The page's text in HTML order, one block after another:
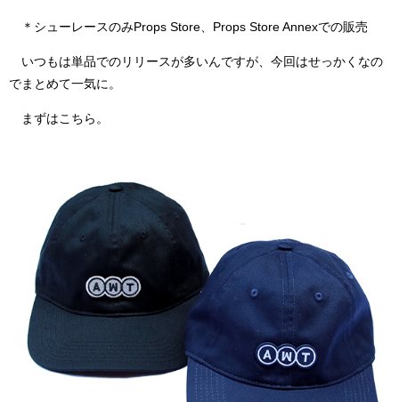
＊シューレースのみProps Store、Props Store Annexでの販売
いつもは単品でのリリースが多いんですが、今回はせっかくなの
でまとめて一気に。
まずはこちら。